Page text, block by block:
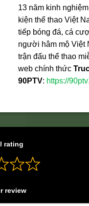
13 năm kinh
kiện thể thao Việt
tiếp bóng đá, cá
người hâm mộ Việt
trận đấu thể thao
web chính thức
90PTV: https://
rating
review